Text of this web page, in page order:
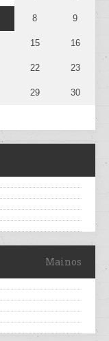
8 9
15 16
22 23
29 30
Mainos